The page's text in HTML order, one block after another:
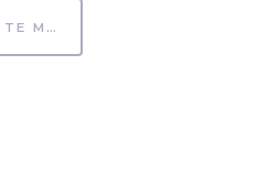
UNBEGRENZTE MÖGLICHKEITEN